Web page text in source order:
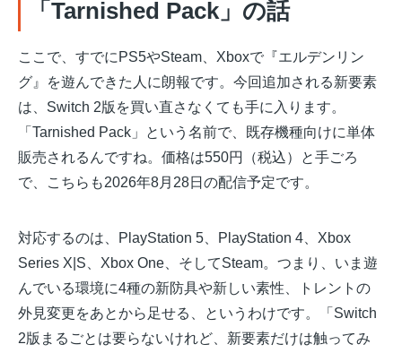
「Tarnished Pack」の話
ここで、すでにPS5やSteam、Xboxで『エルデンリン
グ』を遊んできた人に朗報です。今回追加される新要素
は、Switch 2版を買い直さなくても手に入ります。
「Tarnished Pack」という名前で、既存機種向けに単体
販売されるんですね。価格は550円（税込）と手ごろ
で、こちらも2026年8月28日の配信予定です。
対応するのは、PlayStation 5、PlayStation 4、Xbox
Series X|S、Xbox One、そしてSteam。つまり、いま遊
んでいる環境に4種の新防具や新しい素性、トレントの
外見変更をあとから足せる、というわけです。「Switch
2版まるごとは要らないけれど、新要素だけは触ってみ